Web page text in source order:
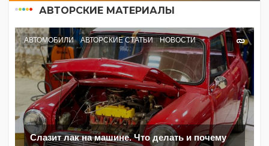
АВТОРСКИЕ МАТЕРИАЛЫ
АВТОМОБИЛИ АВТОРСКИЕ СТАТЬИ НОВОСТИ
Слазит лак на машине. Что делать и почему